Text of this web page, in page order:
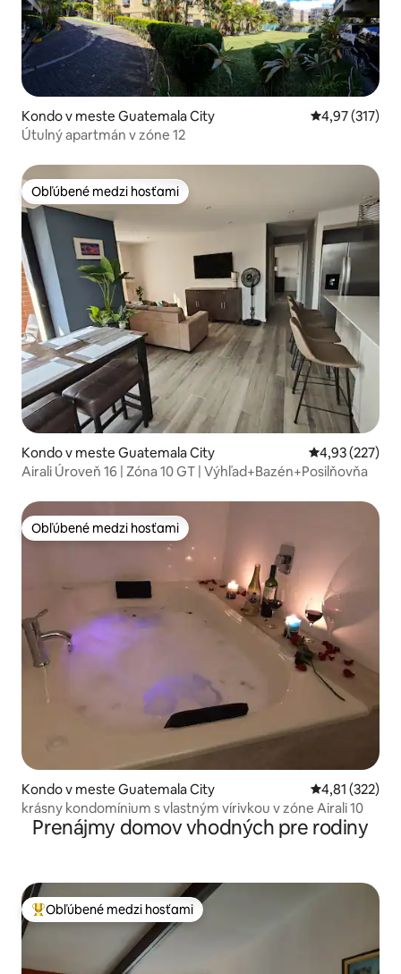
Kondo v meste Guatemala City Priemerné
4,97 (317)
Útulný apartmán v zóne 12
Obľúbené medzi hosťami
Obľúbené medzi hosťami
Kondo v meste Guatemala City Priemerné
4,93 (227)
Airali Úroveň 16 | Zóna 10 GT | Výhľad+Bazén+Posilňovňa
Obľúbené medzi hosťami
Obľúbené medzi hosťami
Kondo v meste Guatemala City Priemerné
4,81 (322)
krásny kondomínium s vlastným vírivkou v zóne Airali 10
Prenájmy domov vhodných pre rodiny
Najobľúbenejšie medzi hosťami
Obľúbené medzi hosťami